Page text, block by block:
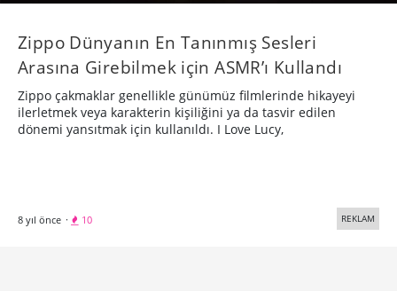
Zippo Dünyanın En Tanınmış Sesleri
Arasına Girebilmek için ASMR’ı Kullandı
Zippo çakmaklar genellikle günümüz filmlerinde hikayeyi
ilerletmek veya karakterin kişiliğini ya da tasvir edilen
dönemi yansıtmak için kullanıldı. I Love Lucy,
8 yıl önce · 10 REKLAM